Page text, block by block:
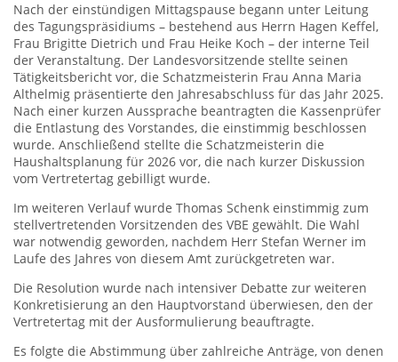
Nach der einstündigen Mittagspause begann unter Leitung
des Tagungspräsidiums – bestehend aus Herrn Hagen Keffel,
Frau Brigitte Dietrich und Frau Heike Koch – der interne Teil
der Veranstaltung. Der Landesvorsitzende stellte seinen
Tätigkeitsbericht vor, die Schatzmeisterin Frau Anna Maria
Althelmig präsentierte den Jahresabschluss für das Jahr 2025.
Nach einer kurzen Aussprache beantragten die Kassenprüfer
die Entlastung des Vorstandes, die einstimmig beschlossen
wurde. Anschließend stellte die Schatzmeisterin die
Haushaltsplanung für 2026 vor, die nach kurzer Diskussion
vom Vertretertag gebilligt wurde.
Im weiteren Verlauf wurde Thomas Schenk einstimmig zum
stellvertretenden Vorsitzenden des VBE gewählt. Die Wahl
war notwendig geworden, nachdem Herr Stefan Werner im
Laufe des Jahres von diesem Amt zurückgetreten war.
Die Resolution wurde nach intensiver Debatte zur weiteren
Konkretisierung an den Hauptvorstand überwiesen, den der
Vertretertag mit der Ausformulierung beauftragte.
Es folgte die Abstimmung über zahlreiche Anträge, von denen